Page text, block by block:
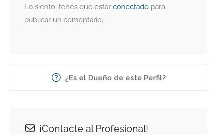
Lo siento, tenés que estar conectado para
publicar un comentario.
¿Es el Dueño de este Perfil?
¡Contacte al Profesional!